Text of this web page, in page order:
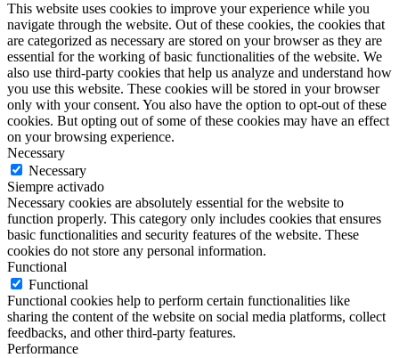
This website uses cookies to improve your experience while you
navigate through the website. Out of these cookies, the cookies that
are categorized as necessary are stored on your browser as they are
essential for the working of basic functionalities of the website. We
also use third-party cookies that help us analyze and understand how
you use this website. These cookies will be stored in your browser
only with your consent. You also have the option to opt-out of these
cookies. But opting out of some of these cookies may have an effect
on your browsing experience.
Necessary
Necessary
Siempre activado
Necessary cookies are absolutely essential for the website to
function properly. This category only includes cookies that ensures
basic functionalities and security features of the website. These
cookies do not store any personal information.
Functional
Functional
Functional cookies help to perform certain functionalities like
sharing the content of the website on social media platforms, collect
feedbacks, and other third-party features.
Performance